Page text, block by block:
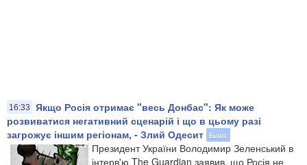
16:33
Якщо Росія отримає "весь Донбас": Як може
розвиватися негативний сценарій і що в цьому разі
загрожує іншим регіонам, - Злий Одесит Блог
Президент України Володимир Зеленський в
інтерв'ю The Guardian заявив, що Росія не